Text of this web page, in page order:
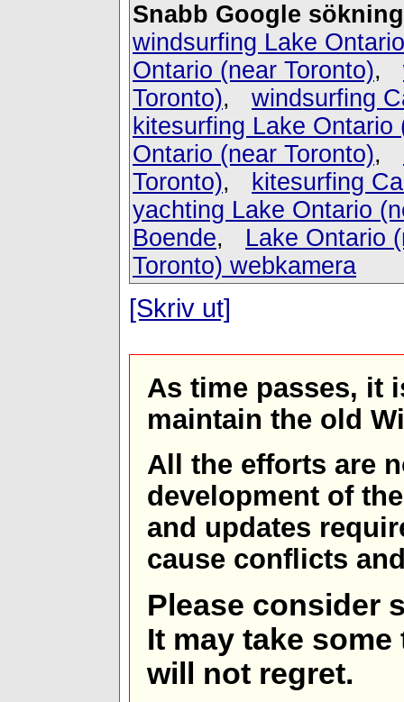
Snabb Google
windsurfing Lake
Ontario (near Toronto),
Toronto), windsurfing
kitesurfing Lake Ontario
Ontario (near Toronto),
Toronto),
kitesurfing
yachting Lake Ontario
Boende, Lake Ontario
Toronto) webkamera
[Skriv ut]
As time passes, it
maintain the old
All the efforts are
development of
and updates
cause conflicts
Please consider
It may take
will not regret.